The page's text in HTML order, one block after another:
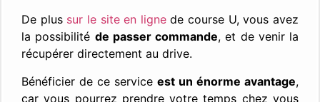
De plus sur le site en lignede course U, vous avez
la possibilité de passer commande, et de venir la
récupérer directement au drive.
Bénéficier de ce service est un énorme avantage,
car vous pourrez prendre votre temps chez vous